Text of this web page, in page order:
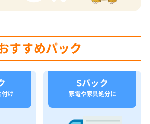
すすめパック
付け
Sパック
家電や家具処分に